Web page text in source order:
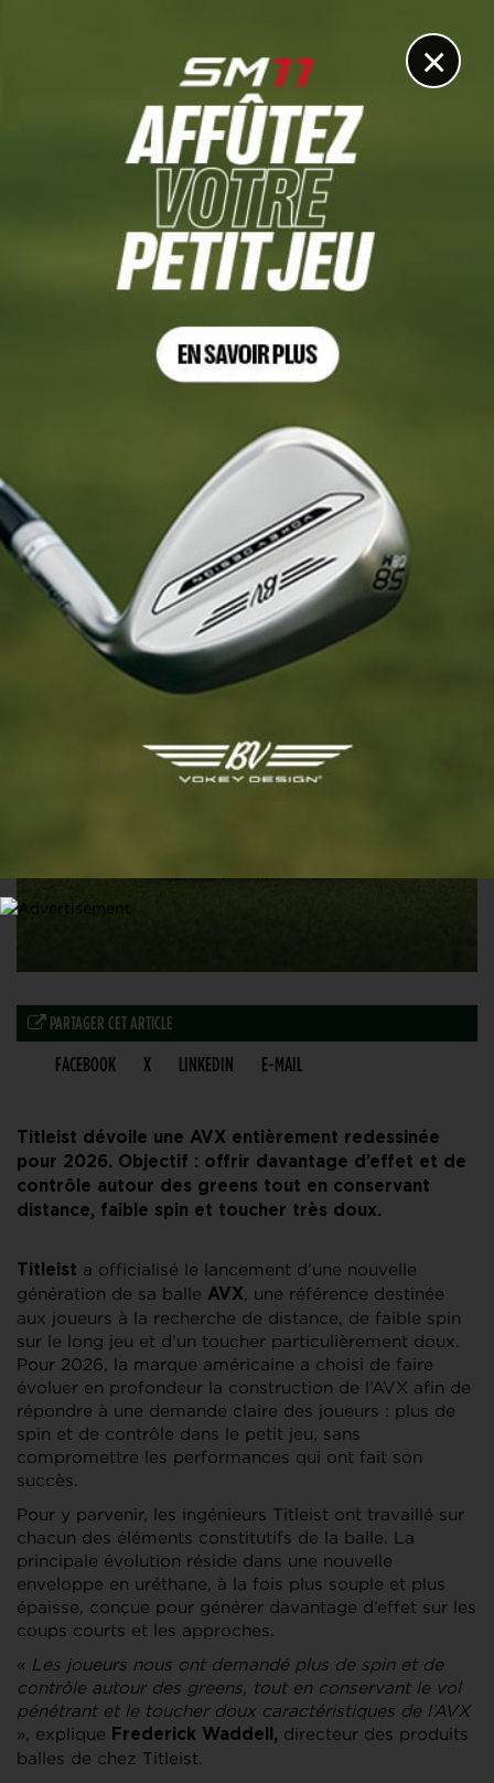
×
MATÉRIEL
Titleist repense l’AVX pour 2026 : plus de spin au petit
jeu, sans renier son ADN
15 JANVIER 2026
PARTAGER CET ARTICLE
FACEBOOK X LINKEDIN E-MAIL
Titleist dévoile une AVX entièrement redessinée
pour 2026. Objectif : offrir davantage d’effet et de
contrôle autour des greens tout en conservant
distance, faible spin et toucher très doux.
Titleist a officialisé le lancement d’une nouvelle
génération de sa balle AVX, une référence destinée
aux joueurs à la recherche de distance, de faible spin
sur le long jeu et d’un toucher particulièrement doux.
Pour 2026, la marque américaine a choisi de faire
évoluer en profondeur la construction de l’AVX afin de
répondre à une demande claire des joueurs : plus de
spin et de contrôle dans le petit jeu, sans
compromettre les performances qui ont fait son
succès.
Pour y parvenir, les ingénieurs Titleist ont travaillé sur
chacun des éléments constitutifs de la balle. La
principale évolution réside dans une nouvelle
enveloppe en uréthane, à la fois plus souple et plus
épaisse, conçue pour générer davantage d’effet sur les
coups courts et les approches.
« Les joueurs nous ont demandé plus de spin et de
contrôle autour des greens, tout en conservant le vol
pénétrant et le toucher doux caractéristiques de l’AVX
», explique Frederick Waddell, directeur des produits
balles de chez Titleist.